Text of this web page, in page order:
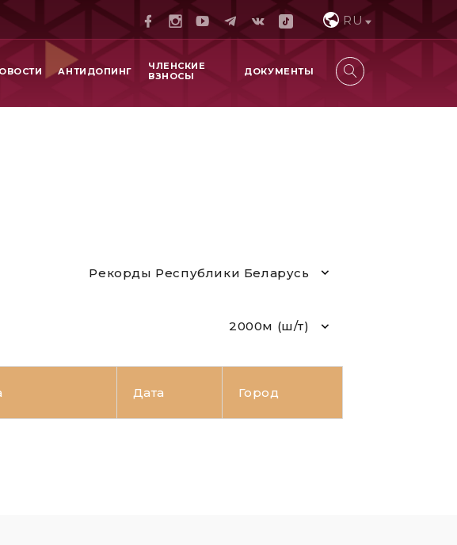
RU
АНТИДОПИНГ
ЧЛЕНСКИЕ
ВЗНОСЫ
ДОКУМЕНТЫ
Рекорды Республики Беларусь
2000м (ш/т)
Дата Город